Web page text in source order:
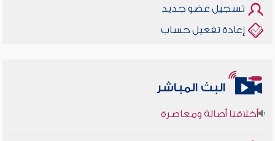
تسجيل عضو جديد
إعادة تفعيل حساب
البث المباشر
أخلاقنا أصالة ومعاصرة